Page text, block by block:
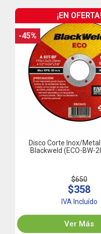
Disco Corte Inox/Metal
Blackweld (ECO-BW-
$650
$358
IVA Incluído
Ver Más
¡EN OFERTA!
-45%